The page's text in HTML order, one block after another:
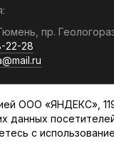
пр.
22-28
89-78
ООО «ЯНДЕКС»,
с